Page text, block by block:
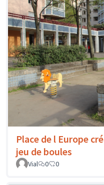
Place de l Europe
jeu de boules
Vial
0 0